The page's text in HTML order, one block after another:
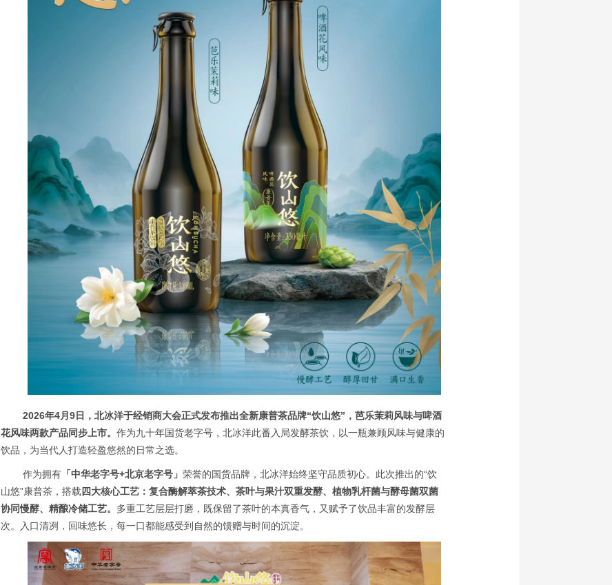
2026年4月9日，北冰洋于经销商大会正式发布推出全新康普茶品牌“饮山悠”，芭乐茉莉风味与啤酒
花风味两款产品同步上市。 作为九十年国货老字号，北冰洋此番入局发酵茶饮，以一瓶兼顾风味与健康的
饮品，为当代人打造轻盈悠然的日常之选。
作为拥有「中华老字号+北京老字号」 荣誉的国货品牌，北冰洋始终坚守品质初心。此次推出的“饮
山悠”康普茶，搭载四大核心工艺： 复合酶解萃茶技术、茶叶与果汁双重发酵、植物乳杆菌与酵母菌双菌
协同慢酵、精酿冷储工艺。 多重工艺层层打磨，既保留了茶叶的本真香气，又赋予了饮品丰富的发酵层
次。入口清冽，回味悠长，每一口都能感受到自然的馈赠与时间的沉淀。